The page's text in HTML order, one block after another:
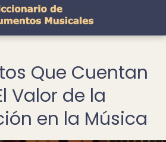
Que Cuentan
Valor de la
en la Música